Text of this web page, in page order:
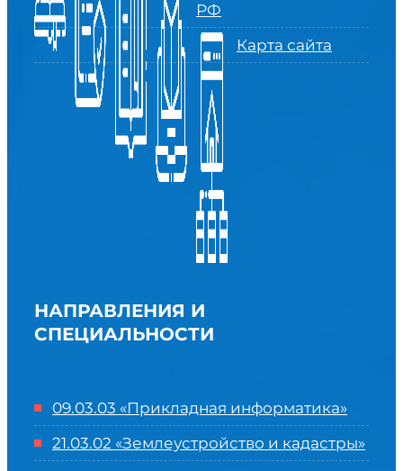
РФ
Карта сайта
НАПРАВЛЕНИЯ И
СПЕЦИАЛЬНОСТИ
09.03.03 «Прикладная информатика»
21.03.02 «Землеустройство и кадастры»